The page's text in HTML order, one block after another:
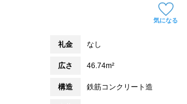
気になる
礼金 なし
広さ 46.74m²
構造 鉄筋コンクリート造